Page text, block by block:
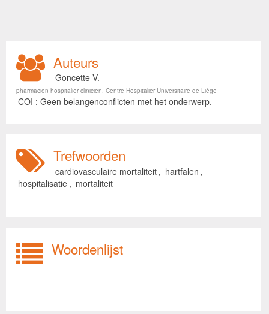
Auteurs
Goncette V.
pharmacien hospitalier clinicien, Centre Hospitalier Universitaire de Liège
COI : Geen belangenconflicten met het onderwerp.
Trefwoorden
cardiovasculaire mortaliteit , hartfalen ,
hospitalisatie , mortaliteit
Woordenlijst